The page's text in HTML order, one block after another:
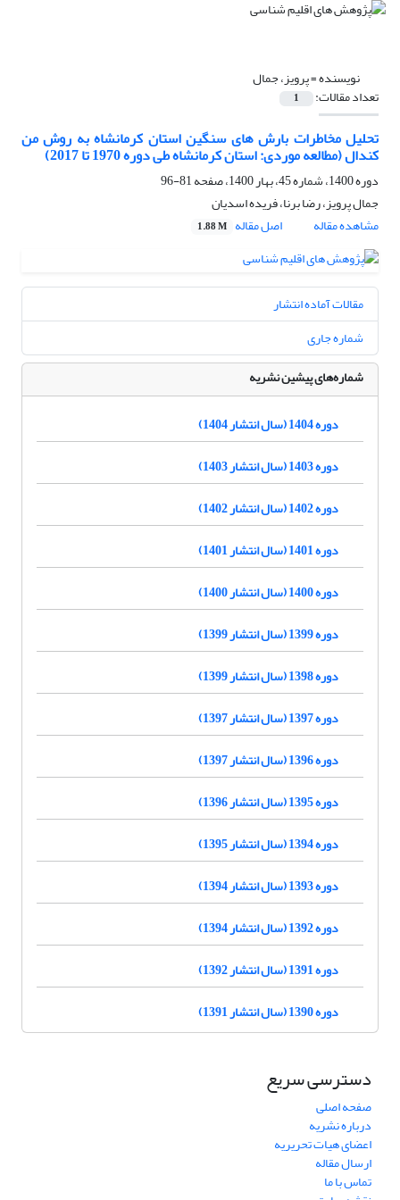
نویسنده =پرویز، جمال
تعداد مقالات: 1
تحلیل مخاطرات بارش های سنگین استان کرمانشاه به روش من
کندال (مطالعه موردی: استان کرمانشاه طی دوره 1970 تا 2017)
دوره 1400، شماره 45، بهار 1400، صفحه
81-96
جمال پرویز، رضا برنا، فریده اسدیان
مشاهده مقاله
اصل مقاله 1.88 M
مقالات آماده انتشار
شماره جاری
شماره‌های پیشین نشریه
دوره 1404 (سال انتشار 1404)
دوره 1403 (سال انتشار 1403)
دوره 1402 (سال انتشار 1402)
دوره 1401 (سال انتشار 1401)
دوره 1400 (سال انتشار 1400)
دوره 1399 (سال انتشار 1399)
دوره 1398 (سال انتشار 1399)
دوره 1397 (سال انتشار 1397)
دوره 1396 (سال انتشار 1397)
دوره 1395 (سال انتشار 1396)
دوره 1394 (سال انتشار 1395)
دوره 1393 (سال انتشار 1394)
دوره 1392 (سال انتشار 1394)
دوره 1391 (سال انتشار 1392)
دوره 1390 (سال انتشار 1391)
دسترسی سریع
صفحه اصلی
درباره نشریه
اعضای هیات تحریریه
ارسال مقاله
تماس با ما